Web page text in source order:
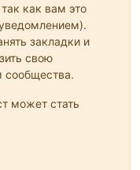
как вам это
закладки и
свою
сообщества.
может стать